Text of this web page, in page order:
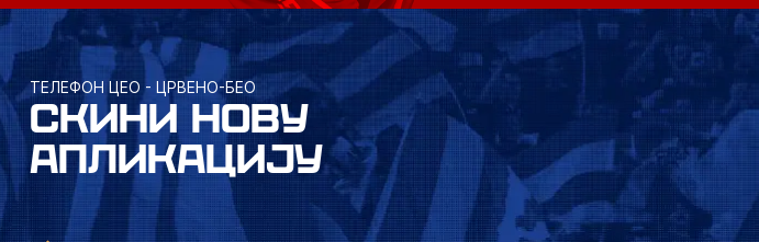
ТЕЛЕФОН ЦЕО - ЦРВЕНО-БЕО
СКИНИ НОВУ
АПЛИКАЦИЈУ